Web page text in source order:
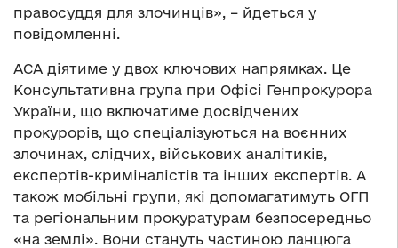
правосуддя для злочинців», – йдеться у
повідомленні.
АСА діятиме у двох ключових напрямках. Це
Консультативна група при Офісі Генпрокурора
України, що включатиме досвідчених
прокурорів, що спеціалізуються на воєнних
злочинах, слідчих, військових аналітиків,
експертів-криміналістів та інших експертів. А
також мобільні групи, які допомагатимуть ОГП
та регіональним прокуратурам безпосередньо
«на землі». Вони стануть частиною ланцюга